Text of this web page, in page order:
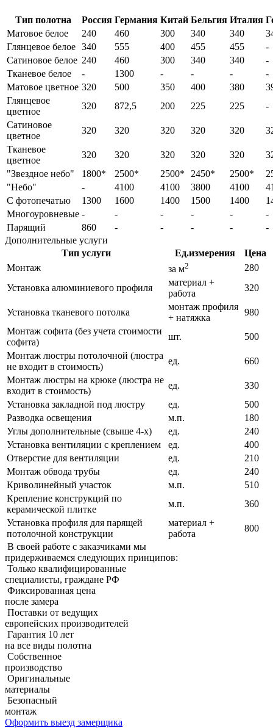
Тип полотна Россия Германия Китай Бельгия Италия
Матовое белое
240 460 300 340 340
Глянцевое белое 340 555 400 455 455
-
Сатиновое белое 240 460 300 340 340
-
Тканевое белое
- 1300 - - -
-
Матовое цветное 320 500 350 400 380
Глянцевое
цветное
320 872,5 200 225 225
-
Сатиновое
цветное
320 320 320 320 320
Тканевое
цветное
320 320 320 320 320
"Звездное небо"
1800* 2500* 2500* 2450* 2500*
"Небо"
- 4100 4100 3800 4100
С фотопечатью
1300 1600 1400 1500 1400
Многоуровневые - - - - -
-
Парящий
860 - - - -
-
Дополнительные услуги
Тип услуги
Ед.измерения
Цена
Монтаж
за м2
280
Установка алюминиевого профиля
материал +
работа
320
Установка тканевого потолка
монтаж профиля
+ натяжка
980
Монтаж софита (без учета стоимости
софита)
шт.
500
Монтаж люстры потолочной (люстра
не входит в стоимость)
ед.
660
Монтаж люстры на крюке (люстра не
входит в стоимость)
ед.
330
Установка закладной под люстру
ед.
500
Разводка освещения
м.п.
180
Углы дополнительные (свыше 4-х)
ед.
240
Установка вентиляции с креплением
ед.
400
Отверстие для вентиляции
ед.
210
Монтаж обвода трубы
ед.
240
Криволинейный участок
м.п.
510
Крепление конструкций по
керамической плитке
м.п.
360
Установка профиля для парящей
потолочной конструкции
материал +
работа
800
В своей работе с заказчиками мы
придерживаемcя следующих принципов:
Только квалифицированные
специалисты, граждане РФ
Фиксированная цена
после замера
Поставки от ведущих
европейских производителей
Гарантия 10 лет
на все виды полотна
Собственное
производство
Оригинальные
материалы
Безопасный
монтаж
Оформить выезд замерщика